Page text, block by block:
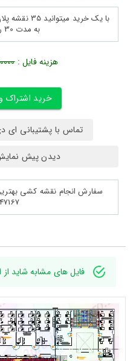
به مدت 30 روز دانلود کنید
هزینه فایل :
خرید اشتراک
تماس با پشتیبانی ای دی تلگرام E2PROIR@
دیدن پیش
سفارش انجام نقشه کشی
فایل های مشابه شاید